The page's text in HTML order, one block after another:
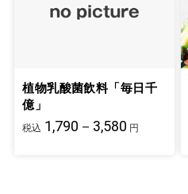
植物乳酸菌飲料「毎日千
億」
税込 1,790－3,580 円